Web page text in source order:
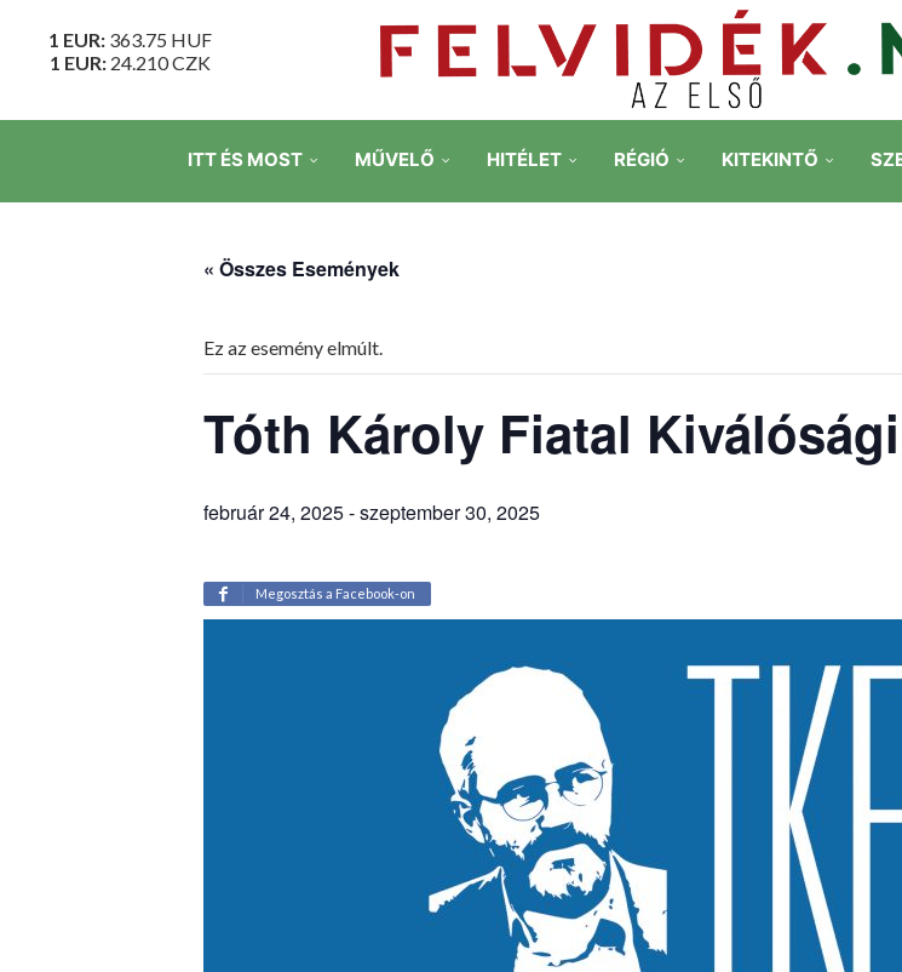
1 EUR: 363.75 HUF
1 EUR: 24.210CZK
ITT ÉS MOST MŰVELŐ HITÉLET RÉGIÓ KITEKINTŐ
« Összes Események
Ez az esemény elmúlt.
Tóth Károly Fiatal
február 24, 2025-szeptember 30, 2025
Megosztás a Facebook-on